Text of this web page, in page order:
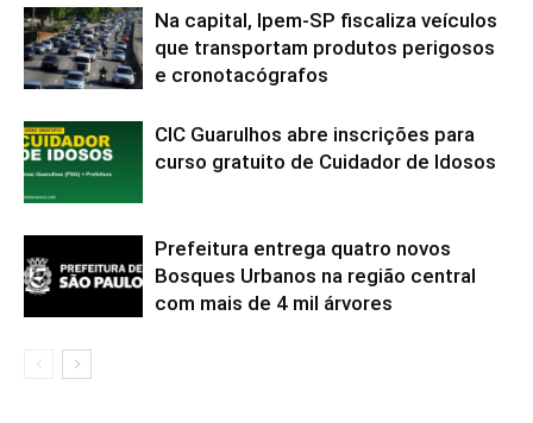
Na capital, Ipem-SP fiscaliza veículos
que transportam produtos perigosos
e cronotacógrafos
CIC Guarulhos abre inscrições para
curso gratuito de Cuidador de Idosos
Prefeitura entrega quatro novos
Bosques Urbanos na região central
com mais de 4 mil árvores